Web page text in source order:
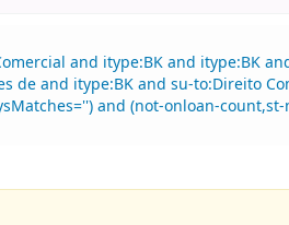
and itype:BK and itype:BK
de and itype:BK and su-to:Direito
and (not-onloan-